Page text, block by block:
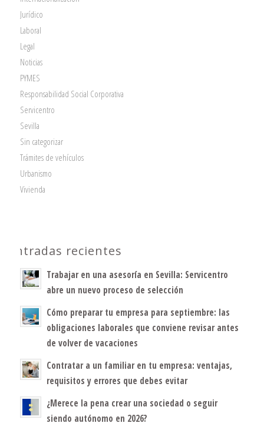
Jurídico
Laboral
Legal
Noticias
PYMES
Responsabilidad Social Corporativa
Servicentro
Sevilla
Sin categorizar
Trámites de vehículos
Urbanismo
Vivienda
Entradas recientes
Trabajar en una asesoría en Sevilla: Servicentro
abre un nuevo proceso de selección
Cómo preparar tu empresa para septiembre: las
obligaciones laborales que conviene revisar antes
de volver de vacaciones
Contratar a un familiar en tu empresa: ventajas,
requisitos y errores que debes evitar
¿Merece la pena crear una sociedad o seguir
siendo autónomo en 2026?